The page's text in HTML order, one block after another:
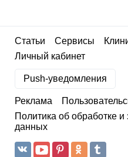
Статьи Сервисы
Личный кабинет
Push-уведомления
Реклама
Политика об обработке
данных